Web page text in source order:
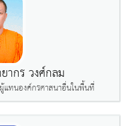
ากร วงศ์กลม
ทนองค์กรศาสนาอื่นในพื้นที่